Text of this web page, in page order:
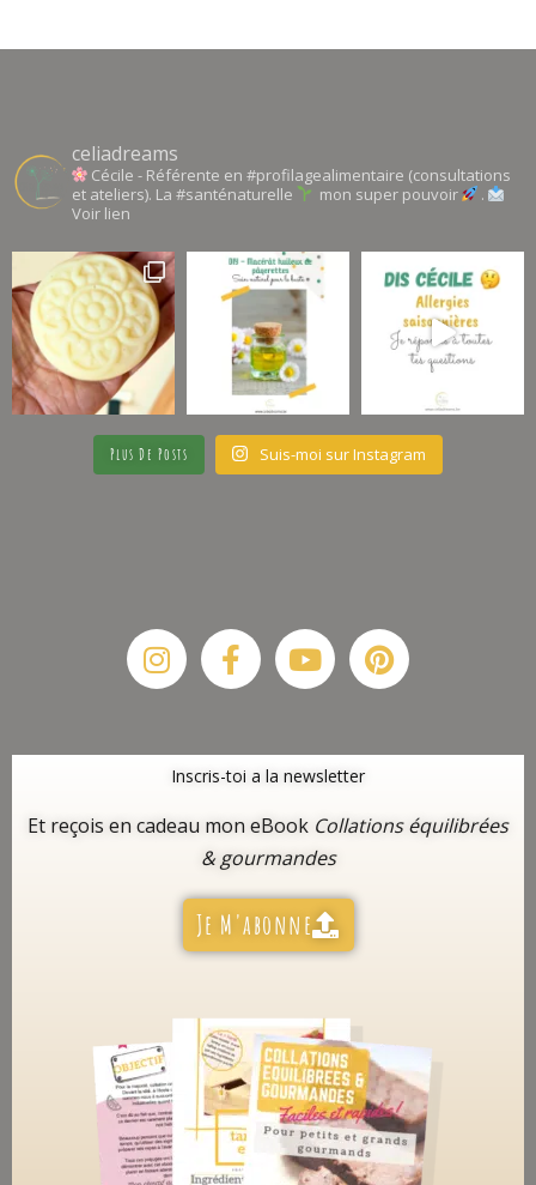
celiadreams
Cécile - Référente en #profilagealimentaire (consultations
et ateliers). La #santénaturelle
mon super pouvoir
.
Voir lien
Plus De Posts Suis-moi sur Instagram
InstagramFacebook-
f
YoutubePinterest
Inscris-toi a la newsletter
Et reçois en cadeau mon eBook Collations équilibrées
& gourmandes
Je M'abonne